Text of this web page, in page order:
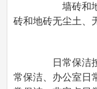
墙砖和地面
砖和地砖无尘土、
日常保洁按
常保洁、办公室日